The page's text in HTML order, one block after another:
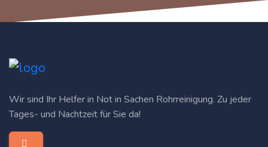
Wir sind Ihr Helfer in Not in Sachen Rohrreinigung. Zu jeder
Tages- und Nachtzeit für Sie da!